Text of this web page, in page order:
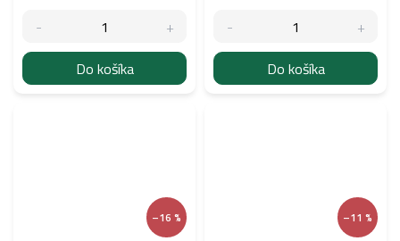
Do košíka Do košíka
–16 % –11 %